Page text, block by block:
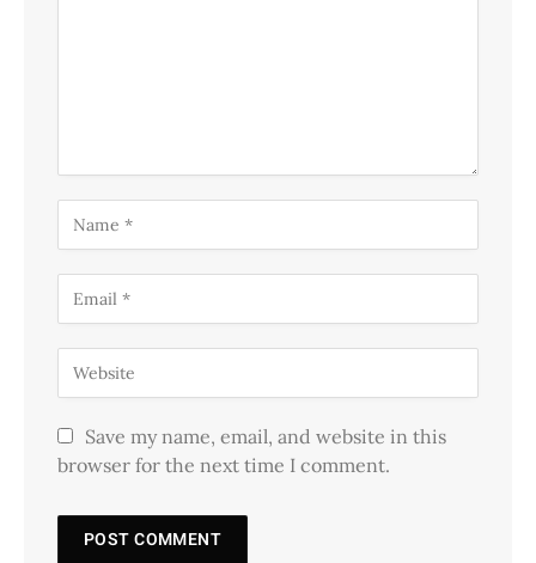
Save my name, email, and website in this
browser for the next time I comment.